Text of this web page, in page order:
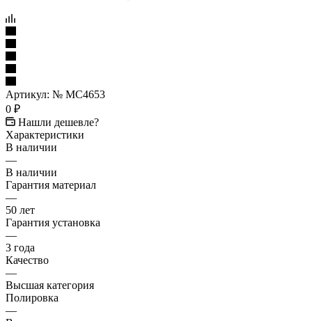
Артикул: № МС4653
0 ₽
Нашли дешевле?
Характеристики
В наличии
—
В наличии
Гарантия материал
—
50 лет
Гарантия установка
—
3 года
Качество
—
Высшая категория
Полировка
—